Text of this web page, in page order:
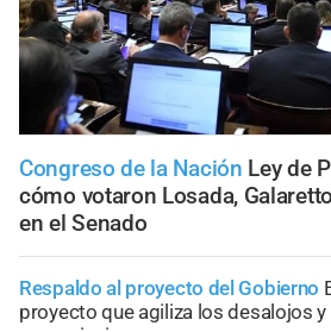
Congreso de la Nación Ley de
cómo votaron Losada,
en el Senado
Respaldo al proyecto del Gobierno
proyecto que agiliza los desalojos